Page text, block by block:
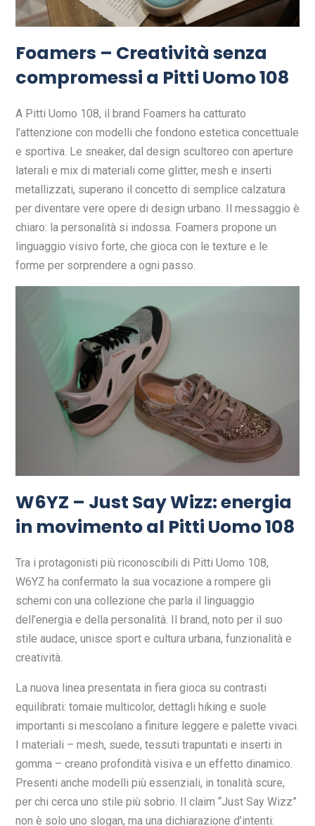
Foamers – Creatività senza
compromessi a Pitti Uomo 108
A Pitti Uomo 108, il brand Foamers ha catturato
l’attenzione con modelli che fondono estetica concettuale
e sportiva. Le sneaker, dal design scultoreo con aperture
laterali e mix di materiali come glitter, mesh e inserti
metallizzati, superano il concetto di semplice calzatura
per diventare vere opere di design urbano. Il messaggio è
chiaro: la personalità si indossa. Foamers propone un
linguaggio visivo forte, che gioca con le texture e le
forme per sorprendere a ogni passo.
W6YZ – Just Say Wizz: energia
in movimento al Pitti Uomo 108
Tra i protagonisti più riconoscibili di Pitti Uomo 108,
W6YZ ha confermato la sua vocazione a rompere gli
schemi con una collezione che parla il linguaggio
dell’energia e della personalità. Il brand, noto per il suo
stile audace, unisce sport e cultura urbana, funzionalità e
creatività.
La nuova linea presentata in fiera gioca su contrasti
equilibrati: tomaie multicolor, dettagli hiking e suole
importanti si mescolano a finiture leggere e palette vivaci.
I materiali – mesh, suede, tessuti trapuntati e inserti in
gomma – creano profondità visiva e un effetto dinamico.
Presenti anche modelli più essenziali, in tonalità scure,
per chi cerca uno stile più sobrio. Il claim “Just Say Wizz”
non è solo uno slogan, ma una dichiarazione d’intenti: